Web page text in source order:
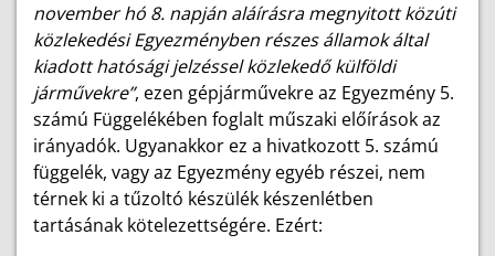
november hó 8. napján aláírásra megnyitott közúti
közlekedési Egyezményben részes államok által
kiadott hatósági jelzéssel közlekedő külföldi
járművekre”, ezen gépjárművekre az Egyezmény 5.
számú Függelékében foglalt műszaki előírások az
irányadók. Ugyanakkor ez a hivatkozott 5. számú
függelék, vagy az Egyezmény egyéb részei, nem
térnek ki a tűzoltó készülék készenlétben
tartásának kötelezettségére. Ezért: